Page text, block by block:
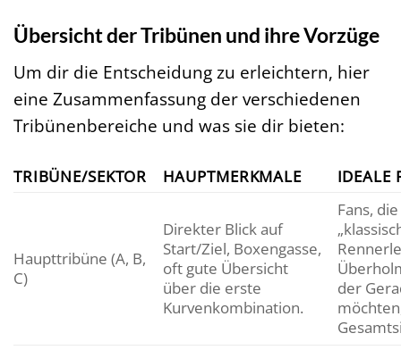
Übersicht der Tribünen und ihre Vorzüge
Um dir die Entscheidung zu erleichtern, hier
eine Zusammenfassung der verschiedenen
Tribünenbereiche und was sie dir bieten:
TRIBÜNE/SEKTOR HAUPTMERKMALE IDEALE
Haupttribüne (A, B,
C)
Direkter Blick auf
Start/Ziel, Boxengasse,
oft gute Übersicht
über die erste
Kurvenkombination.
Fans,
der